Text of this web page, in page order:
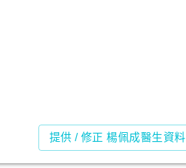
提供 / 修正 楊佩成醫生資料